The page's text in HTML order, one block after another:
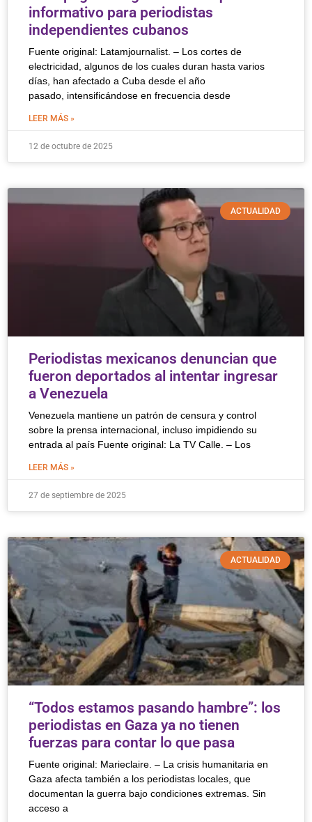
informativo para periodistas
independientes cubanos
Fuente original: Latamjournalist. – Los cortes de
electricidad, algunos de los cuales duran hasta varios
días, han afectado a Cuba desde el año
pasado, intensificándose en frecuencia desde
LEER MÁS »
12 de octubre de 2025
ACTUALIDAD
Periodistas mexicanos denuncian que
fueron deportados al intentar ingresar
a Venezuela
Venezuela mantiene un patrón de censura y control
sobre la prensa internacional, incluso impidiendo su
entrada al país Fuente original: La TV Calle. – Los
LEER MÁS »
27 de septiembre de 2025
ACTUALIDAD
“Todos estamos pasando hambre”: los
periodistas en Gaza ya no tienen
fuerzas para contar lo que pasa
Fuente original: Marieclaire. – La crisis humanitaria en
Gaza afecta también a los periodistas locales, que
documentan la guerra bajo condiciones extremas. Sin
acceso a